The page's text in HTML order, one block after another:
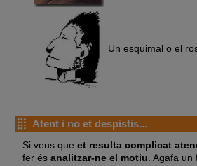
Un esquimal o el
Atent i no et despistis...
Si veus que et resulta complicat
fer és analitzar-ne el motiu . Agafa